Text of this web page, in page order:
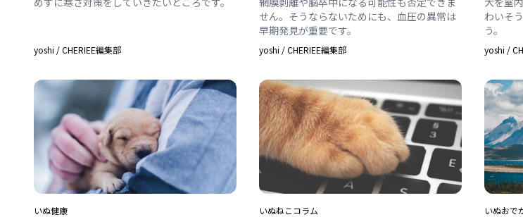
yoshi /CHERIEE編集部
せん。そうならないためにも、血圧の異常は
早期発見が重要です。
yoshi /CHERIEE編集部
わいそ
う。
yoshi /
いぬ健康 いぬねこコラム いぬおで